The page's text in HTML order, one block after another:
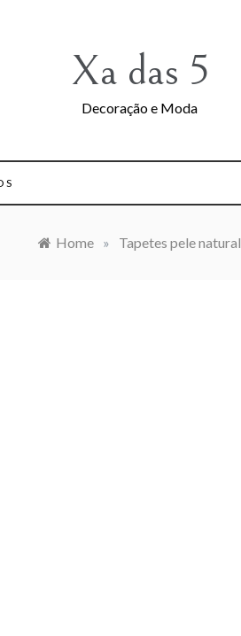
Xa das 5
Decoração e Moda
Home » Tapetes pele natural